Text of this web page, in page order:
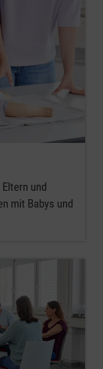
und
mit Babys und